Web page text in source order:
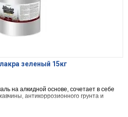
зеленый 15кг
на алкидной основе, сочетает в себе
антикоррозионного грунта и